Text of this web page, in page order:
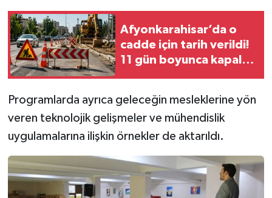
Afyonkarahisar’da o
cadde için tarih verildi!
11 gün boyunca kapalı
Programlarda ayrıca geleceğin mesleklerine yön
veren teknolojik gelişmeler ve mühendislik
uygulamalarına ilişkin örnekler de aktarıldı.